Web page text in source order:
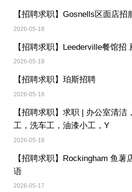
【招聘求职】 Gosnells区面店招
2026-05-18
【招聘求职】 Leederville餐馆招
2026-05-18
【招聘求职】 珀斯招聘
2026-05-18
【招聘求职】 求职 | 办公室清洁
工，洗车工，油漆小工，Y
2026-05-18
【招聘求职】 Rockingham 鱼薯
语
2026-05-17